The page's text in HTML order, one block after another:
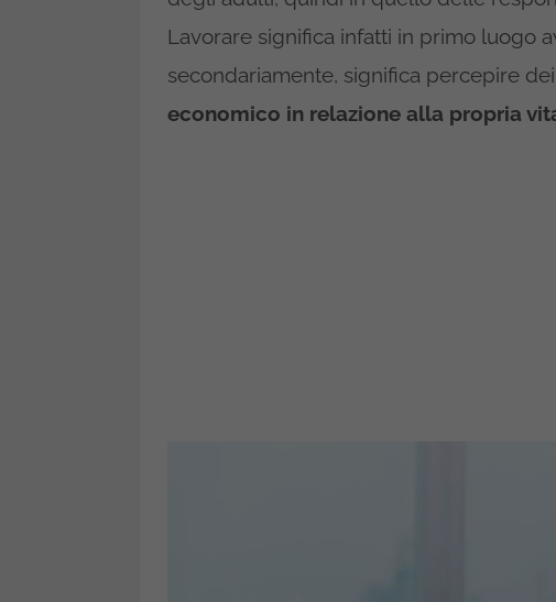
Lavorare significa infatti in primo luogo
secondariamente, significa percepire
economico in relazione alla propria